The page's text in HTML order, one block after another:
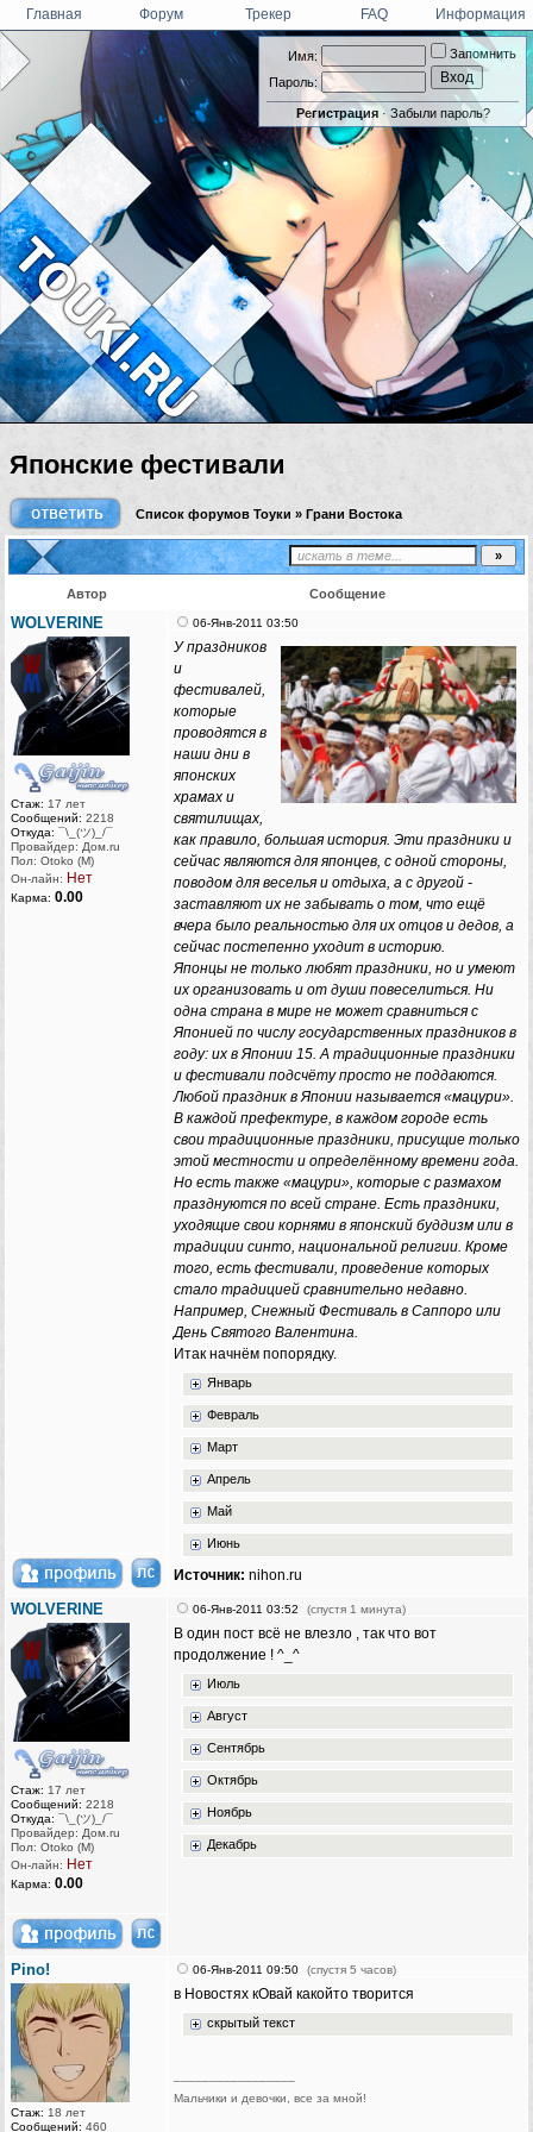
Имя:
Пароль:
Запомнить
Регистрация· Забыли пароль?
Главная Форум Трекер FAQ Информация
Японские фестивали
Список форумов Тоуки » Грани Востока
Автор Сообщение
WOLVERINE
Стаж: 17 лет
Сообщений: 2218
Откуда: ¯\_(ツ)_/¯
Провайдер: Дом.ru
Пол: Otoko (M)
Он-лайн: Нет
Карма: 0.00
06-Янв-2011 03:50
У праздников
и
фестивалей,
которые
проводятся в
наши дни в
японских
храмах и
святилищах,
как правило, большая история. Эти праздники и
сейчас являются для японцев, с одной стороны,
поводом для веселья и отдыха, а с другой -
заставляют их не забывать о том, что ещё
вчера было реальностью для их отцов и дедов, а
сейчас постепенно уходит в историю.
Японцы не только любят праздники, но и умеют
их организовать и от души повеселиться. Ни
одна страна в мире не может сравниться с
Японией по числу государственных праздников в
году: их в Японии 15. А традиционные праздники
и фестивали подсчёту просто не поддаются.
Любой праздник в Японии называется «мацури».
В каждой префектуре, в каждом городе есть
свои традиционные праздники, присущие только
этой местности и определённому времени года.
Но есть также «мацури», которые с размахом
празднуются по всей стране. Есть праздники,
уходящие свои корнями в японский буддизм или в
традиции синто, национальной религии. Кроме
того, есть фестивали, проведение которых
стало традицией сравнительно недавно.
Например, Снежный Фестиваль в Саппоро или
День Святого Валентина.
Итак начнём попорядку.
Январь
Февраль
Март
Апрель
Май
Июнь
Источник: nihon.ru
WOLVERINE
Стаж: 17 лет
Сообщений: 2218
Откуда: ¯\_(ツ)_/¯
Провайдер: Дом.ru
Пол: Otoko (M)
Он-лайн: Нет
Карма: 0.00
06-Янв-2011 03:52 (спустя 1 минута)
В один пост всё не влезло , так что вот
продолжение ! ^_^
Июль
Август
Сентябрь
Октябрь
Ноябрь
Декабрь
Pino!
Стаж: 18 лет
Сообщений: 460
06-Янв-2011 09:50 (спустя 5 часов)
в Новостях кОвай какойто творится
скрытый текст
Мальчики и девочки, все за мной!